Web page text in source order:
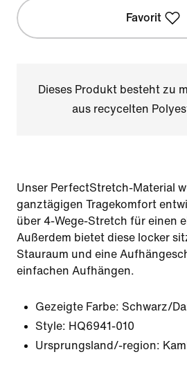
Favorit
Dieses Produkt besteht zu
aus recycelten
Unser PerfectStretch-Material
ganztägigen Tragekomfort
über 4-Wege-Stretch für einen
Außerdem bietet diese locker
Stauraum und eine
einfachen Aufhängen.
Gezeigte Farbe: Schwarz/
Style: HQ6941-010
Ursprungsland/-region: